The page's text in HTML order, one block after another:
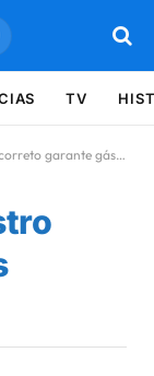
TV
garante gás gratuito